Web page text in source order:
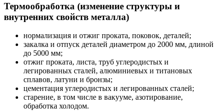
Термообработка (изменение структуры и
внутренних свойств металла)
нормализация и отжиг проката, поковок, деталей;
закалка и отпуск деталей диаметром до 2000 мм, длиной
до 5000 мм;
отжиг проката, листа, труб углеродистых и
легированных сталей, алюминиевых и титановых
сплавов, латуни и бронзы;
цементация углеродистых и легированных сталей;
старение, в том числе в вакууме, азотирование,
обработка холодом.